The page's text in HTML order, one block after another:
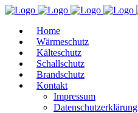
Home
Wärmeschutz
Kälteschutz
Schallschutz
Brandschutz
Kontakt
Impressum
Datenschutzerklärung